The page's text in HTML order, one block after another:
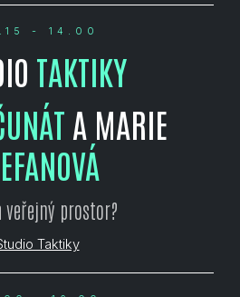
- 14.00
TAKTIKY
A MARIE
veřejný prostor?
Taktiky